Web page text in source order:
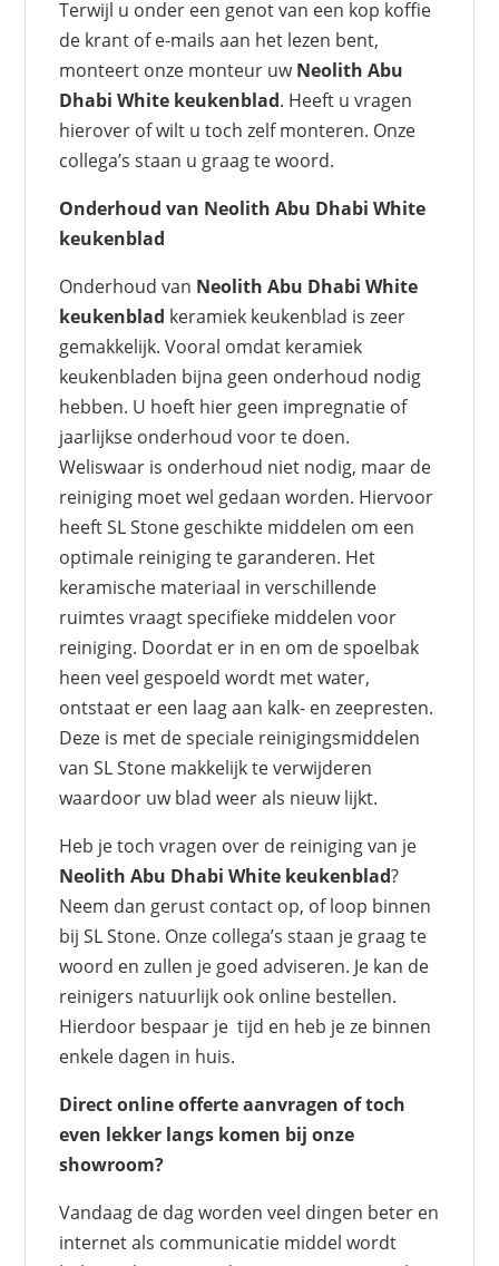
Terwijl u onder een genot van een kop koffie
de krant of e-mails aan het lezen bent,
monteert onze monteur uwNeolith Abu
Dhabi White keukenblad. Heeft u vragen
hierover of wilt u toch zelf monteren. Onze
collega’s staan u graag te woord.
Onderhoud van Neolith Abu Dhabi White
keukenblad
Onderhoud van Neolith Abu Dhabi White
keukenblad keramiek keukenblad is zeer
gemakkelijk. Vooral omdat keramiek
keukenbladen bijna geen onderhoud nodig
hebben. U hoeft hier geen impregnatie of
jaarlijkse onderhoud voor te doen.
Weliswaar is onderhoud niet nodig, maar de
reiniging moet wel gedaan worden. Hiervoor
heeft SL Stone geschikte middelen om een
optimale reiniging te garanderen. Het
keramische materiaal in verschillende
ruimtes vraagt specifieke middelen voor
reiniging. Doordat er in en om de spoelbak
heen veel gespoeld wordt met water,
ontstaat er een laag aan kalk- en zeepresten.
Deze is met de speciale reinigingsmiddelen
van SL Stone makkelijk te verwijderen
waardoor uw blad weer als nieuw lijkt.
Heb je toch vragen over de reiniging van je
Neolith Abu Dhabi White keukenblad?
Neem dan gerust contact op, of loop binnen
bij SL Stone. Onze collega’s staan je graag te
woord en zullen je goed adviseren. Je kan de
reinigers natuurlijk ook online bestellen.
Hierdoor bespaar je tijd en heb je ze binnen
enkele dagen in huis.
Direct online offerte aanvragen of toch
even lekker langs komen bij onze
showroom?
Vandaag de dag worden veel dingen beter en
internet als communicatie middel wordt